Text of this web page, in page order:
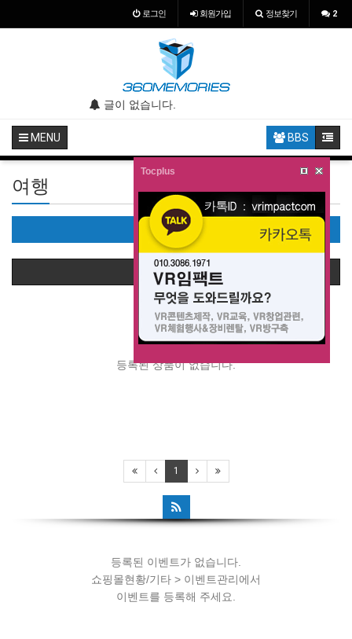
로그인 회원가입 정보찾기 2
글이 없습니다.
MENU BBS
여행
여행(0)
상품정렬
등록된 상품이 없습니다.
1
등록된 이벤트가 없습니다.
쇼핑몰현황/기타 > 이벤트관리에서
이벤트를 등록해 주세요.
등록된 이벤트가 없습니다.
쇼핑몰현황/기타 > 이벤트관리에서
이벤트를 등록해 주세요.
Tocplus